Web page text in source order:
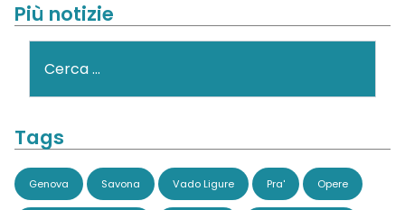
Più notizie
Tags
Genova Savona Vado Ligure Pra' Opere